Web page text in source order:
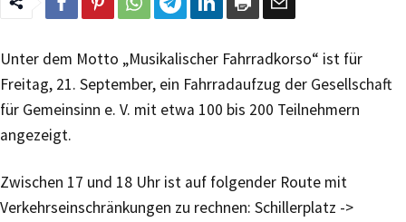
Unter dem Motto „Musikalischer Fahrradkorso“ ist für
Freitag, 21. September, ein Fahrradaufzug der Gesellschaft
für Gemeinsinn e. V. mit etwa 100 bis 200 Teilnehmern
angezeigt.
Zwischen 17 und 18 Uhr ist auf folgender Route mit
Verkehrseinschränkungen zu rechnen: Schillerplatz ->